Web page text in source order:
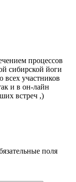
процессов
сибирской йоги
участников
и в он-лайн
встреч ,)
поля